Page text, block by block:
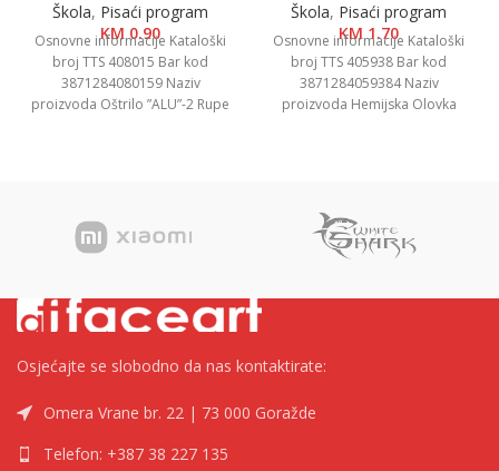
Škola, Pisaći program
KM0.90
Osnovne informacije Kataloški
broj TTS 408015 Bar kod
3871284080159 Naziv
proizvoda Oštrilo ”ALU”-2 Rupe
Škola, Pisaći program
KM1.70
Osnovne informacije Kataloški
broj TTS 405938 Bar kod
3871284059384 Naziv
proizvoda Hemijska Olovka
Osjećajte se slobodno da nas kontaktirate:
Omera Vrane br. 22 | 73 000 Goražde
Telefon: +387 38 227 135